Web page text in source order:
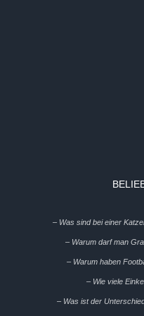
– Was sind bei einer
– Warum darf man
– Warum haben
– Wie viele
– Was ist der